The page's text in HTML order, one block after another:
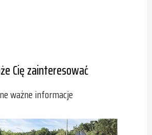
Cię zainteresować
ważne informacje